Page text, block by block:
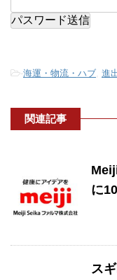
-海運・物流・ハブ 進
関連記事
に
ス